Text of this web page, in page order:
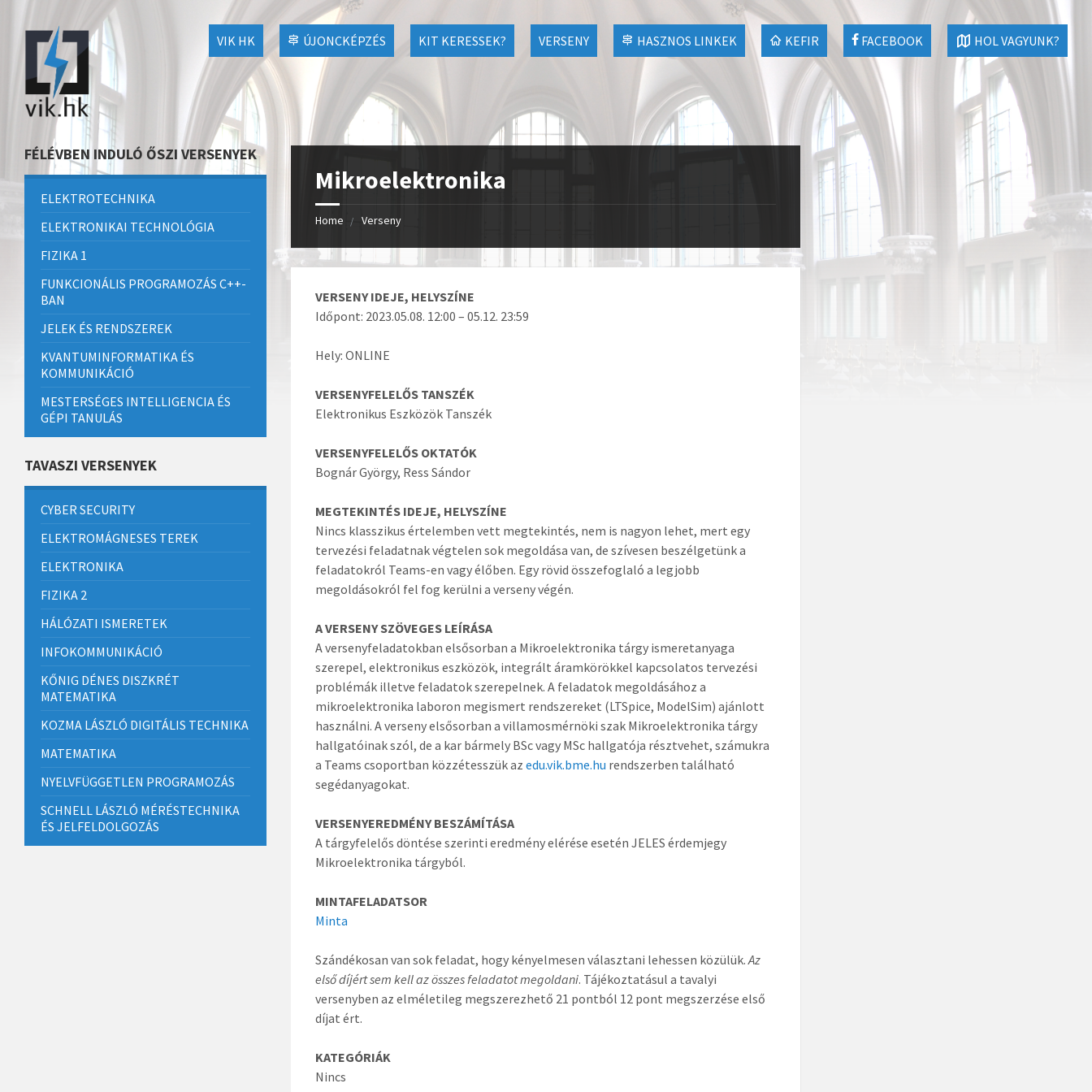
VIK HK ÚJONCKÉPZÉS KIT KERESSEK? VERSENY HASZNOS LINKEK KEFIR FACEBOOK HOL VAGYUNK?
Mikroelektronika
Home Verseny
VERSENY IDEJE, HELYSZÍNE
Időpont: 2023.05.08. 12:00 – 05.12. 23:59
Hely: ONLINE
VERSENYFELELŐS TANSZÉK
Elektronikus Eszközök Tanszék
VERSENYFELELŐS OKTATÓK
Bognár György, Ress Sándor
MEGTEKINTÉS IDEJE, HELYSZÍNE
Nincs klasszikus értelemben vett megtekintés, nem is nagyon lehet, mert egy
tervezési feladatnak végtelen sok megoldása van, de szívesen beszélgetünk a
feladatokról Teams-en vagy élőben. Egy rövid összefoglaló a legjobb
megoldásokról fel fog kerülni a verseny végén.
A VERSENY SZÖVEGES LEÍRÁSA
A versenyfeladatokban elsősorban a Mikroelektronika tárgy ismeretanyaga
szerepel, elektronikus eszközök, integrált áramkörökkel kapcsolatos tervezési
problémák illetve feladatok szerepelnek. A feladatok megoldásához a
mikroelektronika laboron megismert rendszereket (LTSpice, ModelSim) ajánlott
használni. A verseny elsősorban a villamosmérnöki szak Mikroelektronika tárgy
hallgatóinak szól, de a kar bármely BSc vagy MSc hallgatója résztvehet, számukra
a Teams csoportban közzétesszük azedu.vik.bme.hu rendszerben található
segédanyagokat.
VERSENYEREDMÉNY BESZÁMÍTÁSA
A tárgyfelelős döntése szerinti eredmény elérése esetén JELES érdemjegy
Mikroelektronika tárgyból.
MINTAFELADATSOR
Minta
Szándékosan van sok feladat, hogy kényelmesen választani lehessen közülük.Az
első díjért sem kell az összes feladatot megoldani. Tájékoztatásul a tavalyi
versenyben az elméletileg megszerezhető 21 pontból 12 pont megszerzése első
díjat ért.
KATEGÓRIÁK
Nincs
FÉLÉVBEN INDULÓ ŐSZI VERSENYEK
ELEKTROTECHNIKA
ELEKTRONIKAI TECHNOLÓGIA
FIZIKA 1
FUNKCIONÁLIS PROGRAMOZÁS C++-
BAN
JELEK ÉS RENDSZEREK
KVANTUMINFORMATIKA ÉS
KOMMUNIKÁCIÓ
MESTERSÉGES INTELLIGENCIA ÉS
GÉPI TANULÁS
TAVASZI VERSENYEK
CYBER SECURITY
ELEKTROMÁGNESES TEREK
ELEKTRONIKA
FIZIKA 2
HÁLÓZATI ISMERETEK
INFOKOMMUNIKÁCIÓ
KŐNIG DÉNES DISZKRÉT
MATEMATIKA
KOZMA LÁSZLÓ DIGITÁLIS TECHNIKA
MATEMATIKA
NYELVFÜGGETLEN PROGRAMOZÁS
SCHNELL LÁSZLÓ MÉRÉSTECHNIKA
ÉS JELFELDOLGOZÁS